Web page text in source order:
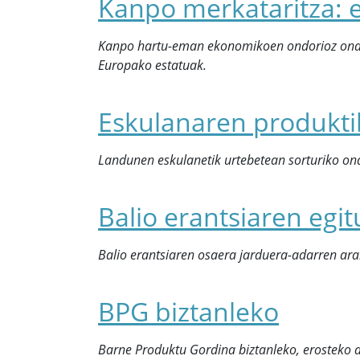
Kanpo merkataritza:
Kanpo hartu-eman ekonomikoen ondorioz
Europako estatuak.
Eskulanaren
Landunen eskulanetik urtebetean sorturiko
Balio erantsiaren
Balio erantsiaren osaera jarduera-adarren
BPG biztanleko
Barne Produktu Gordina biztanleko,